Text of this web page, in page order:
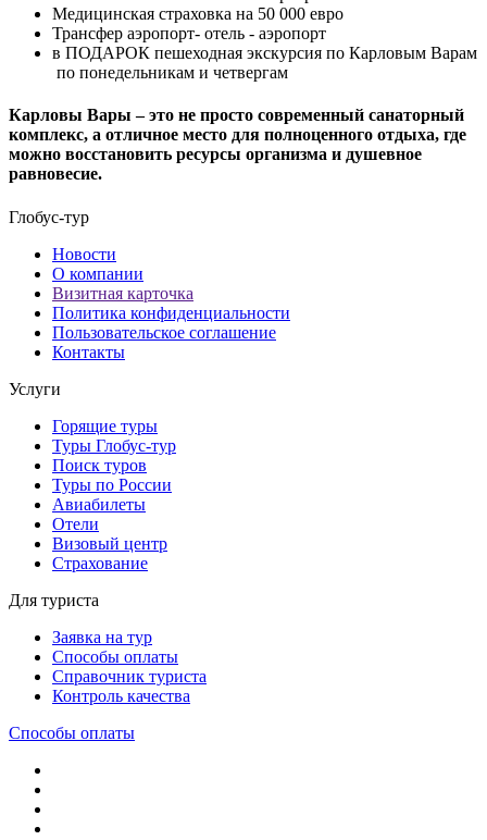
Медицинская страховка на 50 000 евро
Трансфер аэропорт- отель - аэропорт
в ПОДАРОК пешеходная экскурсия по Карловым Варам
по понедельникам и четвергам
Карловы Вары – это не просто современный санаторный
комплекс, а отличное место для полноценного отдыха, где
можно восстановить ресурсы организма и душевное
равновесие.
Глобус-тур
Новости
О компании
Визитная карточка
Политика конфиденциальности
Пользовательское соглашение
Контакты
Услуги
Горящие туры
Туры Глобус-тур
Поиск туров
Туры по России
Авиабилеты
Отели
Визовый центр
Страхование
Для туриста
Заявка на тур
Способы оплаты
Справочник туриста
Контроль качества
Способы оплаты